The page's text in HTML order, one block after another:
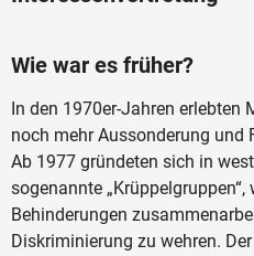
Wie war es früher?
In den 1970er-Jahren erlebten
noch mehr Aussonderung und
Ab 1977 gründeten sich in
sogenannte
Behinderungen
Diskriminierung zu wehren.